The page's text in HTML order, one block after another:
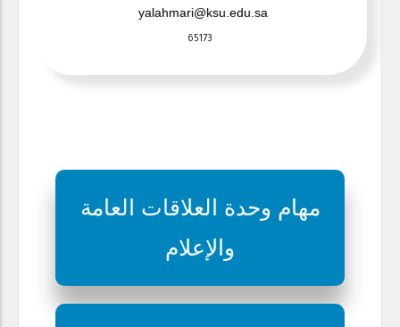
yalahmari@ksu.edu.sa
65173
مهام وحدة العلاقات العامة
والإعلام